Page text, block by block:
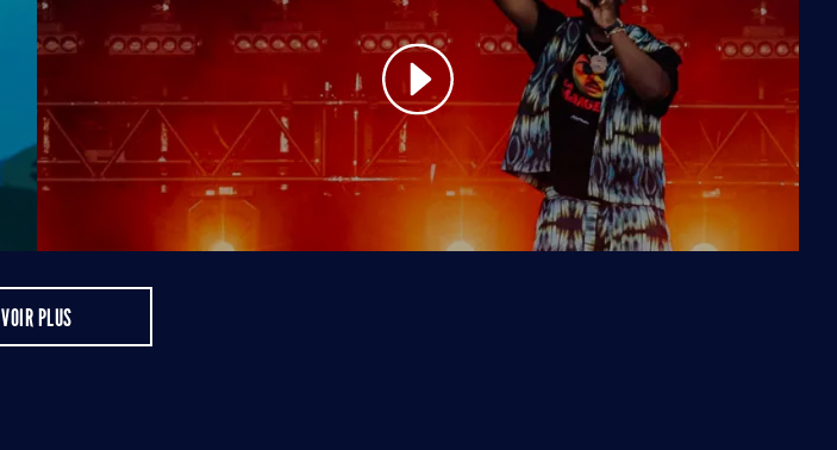
VOIR PLUS